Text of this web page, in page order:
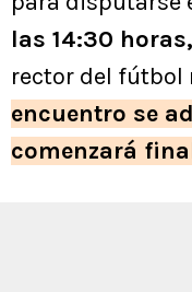
las 14:30 horas,
rector del
encuentro se
comenzará